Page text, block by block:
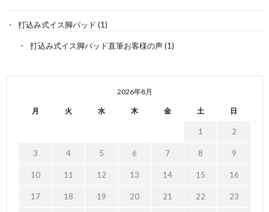
打込み式イス脚パッド (1)
打込み式イス脚パッド直筆お客様の声(1)
2026年8月
月 火 水 木 金 土 日
1 2
3 4 5 6 7 8 9
10 11 12 13 14 15 16
17 18 19 20 21 22 23